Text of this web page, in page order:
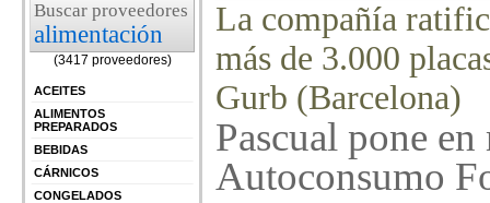
Buscar proveedores
alimentación
(3417 proveedores)
ACEITES
ALIMENTOS
PREPARADOS
BEBIDAS
CÁRNICOS
CONGELADOS
La compañía
más de 3.000
Gurb (Barcelona)
Pascual pone
Autoconsumo